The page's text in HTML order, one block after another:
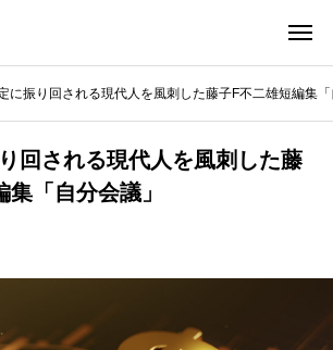
に振り回される現代人を風刺した藤子F不二雄短編集
回される現代人を風刺した藤
「自分会議」